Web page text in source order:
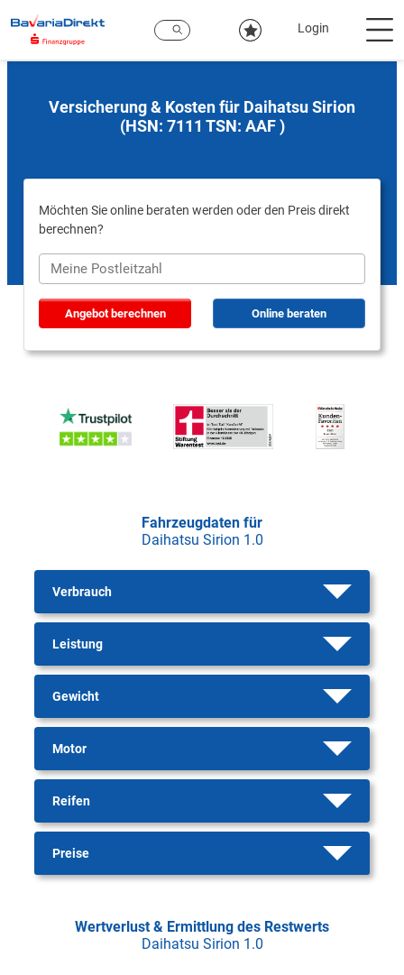
Hauptinhalt
Login
Versicherung & Kosten für Daihatsu Sirion
(HSN: 7111 TSN: AAF )
Möchten Sie online beraten werden oder den Preis direkt
berechnen?
Angebot berechnen Online beraten
Fahrzeugdaten für
Daihatsu Sirion 1.0
Verbrauch
Leistung
Gewicht
Motor
Reifen
Preise
Wertverlust & Ermittlung des Restwerts
Daihatsu Sirion 1.0